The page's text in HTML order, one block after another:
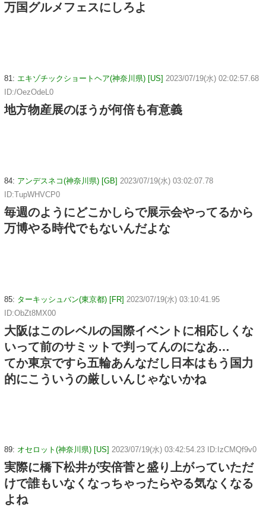
万国グルメフェスにしろよ
81: エキゾチックショートヘア(神奈川県) [US] 2023/07/19(水) 02:02:57.68
ID:/OezOdeL0
地方物産展のほうが何倍も有意義
84: アンデスネコ(神奈川県) [GB] 2023/07/19(水) 03:02:07.78
ID:TupWHVCP0
毎週のようにどこかしらで展示会やってるから
万博やる時代でもないんだよな
85: ターキッシュバン(東京都) [FR] 2023/07/19(水) 03:10:41.95
ID:ObZt8MX00
大阪はこのレベルの国際イベントに相応しくな
いって前のサミットで判ってんのになあ…
てか東京ですら五輪あんなだし日本はもう国力
的にこういうの厳しいんじゃないかね
89: オセロット(神奈川県) [US] 2023/07/19(水) 03:42:54.23 ID:IzCMQf9v0
実際に橋下松井が安倍菅と盛り上がっていただ
けで誰もいなくなっちゃったらやる気なくなる
よね